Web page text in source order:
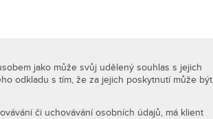
jako může svůj udělený souhlas s jejich
odkladu s tím, že za jejich poskytnutí může být
či uchovávání osobních údajů, má klient